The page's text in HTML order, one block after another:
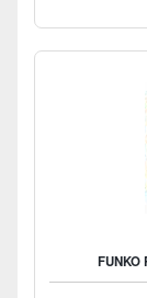
FUNKO